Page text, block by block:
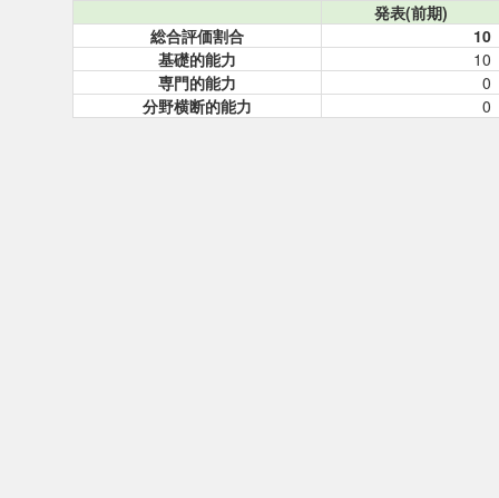
発表(前期)
総合評価割合
10
基礎的能力
10
専門的能力
0
分野横断的能力
0